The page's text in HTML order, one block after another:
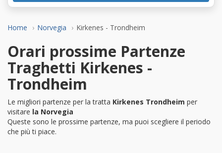
Home Norvegia Kirkenes - Trondheim
Orari prossime Partenze
Traghetti Kirkenes -
Trondheim
Le migliori partenze per la tratta Kirkenes Trondheim per
visitare la Norvegia
Queste sono le prossime partenze, ma puoi scegliere il periodo
che più ti piace.